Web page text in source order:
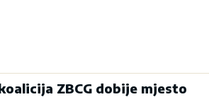
ZBCG dobije mjesto